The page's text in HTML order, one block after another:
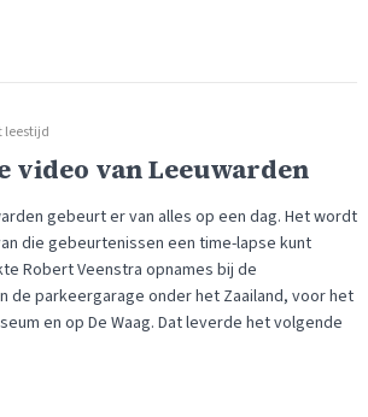
leestijd
video van Leeuwarden
gebeurt er van alles op een dag. Het wordt
die gebeurtenissen een time-lapse kunt
Robert Veenstra opnames bij de
de parkeergarage onder het Zaailand, voor het
en op De Waag. Dat leverde het volgende